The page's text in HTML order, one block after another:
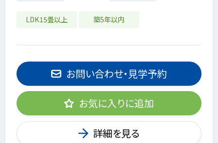
LDK15畳以上 築5年以内
お問い合わせ・見学予約
お気に入りに追加
詳細を見る